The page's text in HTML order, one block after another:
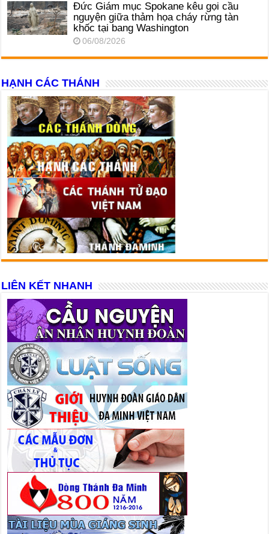
Đức Giám mục Spokane kêu gọi cầu
nguyện giữa thảm họa cháy rừng tàn
khốc tại bang Washington
06/08/2026
HẠNH CÁC THÁNH
LIÊN KẾT NHANH